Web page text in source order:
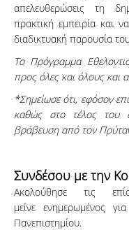
απελευθερώσεις τη
πρακτική εμπειρία και
διαδικτυακή παρουσία
Το Πρόγραμμα
προς όλες και όλους και
*Σημείωσε ότι, εφόσον
καθώς στο τέλος του
βράβευση από τον
Συνδέσου με την
Ακολούθησε τις
μείνε ενημερωμένος
Πανεπιστημίου.